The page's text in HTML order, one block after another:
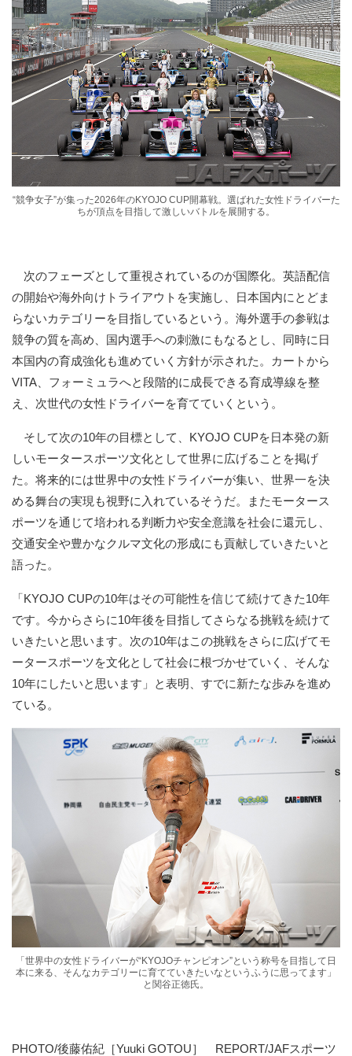
“競争女子”が集った2026年のKYOJO CUP開幕戦。選ばれた女性ドライバーた
ちが頂点を目指して激しいバトルを展開する。
次のフェーズとして重視されているのが国際化。英語配信
の開始や海外向けトライアウトを実施し、日本国内にとどま
らないカテゴリーを目指しているという。海外選手の参戦は
競争の質を高め、国内選手への刺激にもなるとし、同時に日
本国内の育成強化も進めていく方針が示された。カートから
VITA、フォーミュラへと段階的に成長できる育成導線を整
え、次世代の女性ドライバーを育てていくという。
そして次の10年の目標として、KYOJO CUPを日本発の新
しいモータースポーツ文化として世界に広げることを掲げ
た。将来的には世界中の女性ドライバーが集い、世界一を決
める舞台の実現も視野に入れているそうだ。またモータース
ポーツを通じて培われる判断力や安全意識を社会に還元し、
交通安全や豊かなクルマ文化の形成にも貢献していきたいと
語った。
「KYOJO CUPの10年はその可能性を信じて続けてきた10年
です。今からさらに10年後を目指してさらなる挑戦を続けて
いきたいと思います。次の10年はこの挑戦をさらに広げてモ
ータースポーツを文化として社会に根づかせていく、そんな
10年にしたいと思います」と表明、すでに新たな歩みを進め
ている。
「世界中の女性ドライバーが“KYOJOチャンピオン”という称号を目指して日
本に来る、そんなカテゴリーに育てていきたいなというふうに思ってます」
と関谷正徳氏。
PHOTO/後藤佑紀［Yuuki GOTOU］ REPORT/JAFスポーツ